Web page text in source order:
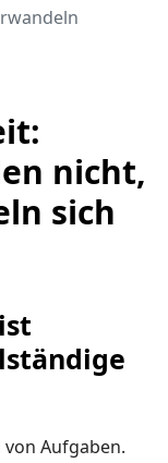
nicht,
sich
Aufgaben.